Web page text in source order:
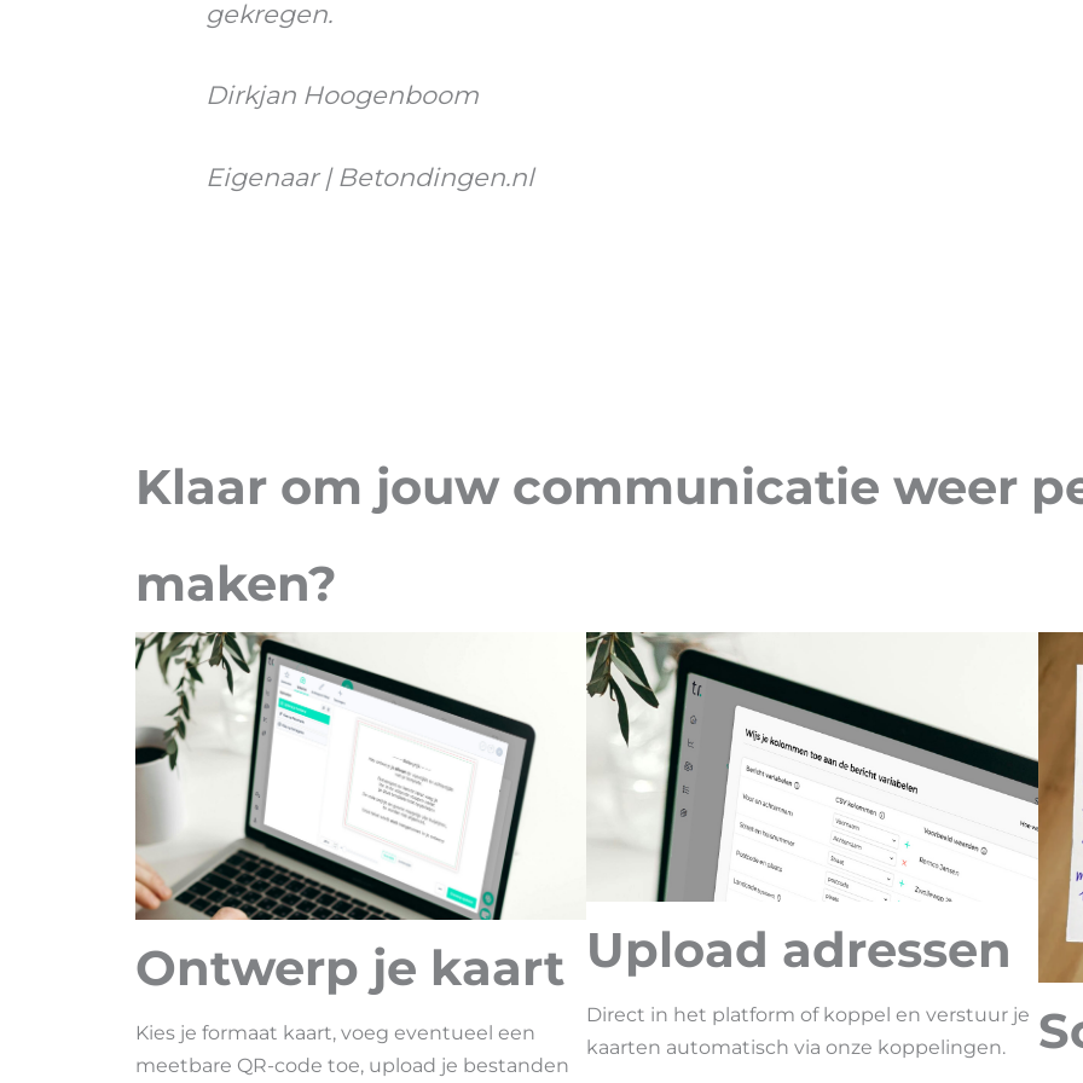
gekregen.
Dirkjan Hoogenboom
Eigenaar | Betondingen.nl
Klaar om jouw communicatie weer
maken?
Ontwerp je kaart
Kies je formaat kaart, voeg eventueel een
meetbare QR-code toe, upload je bestanden
Upload adressen
Direct in het platform of koppel en verstuur je
kaarten automatisch via onze koppelingen.